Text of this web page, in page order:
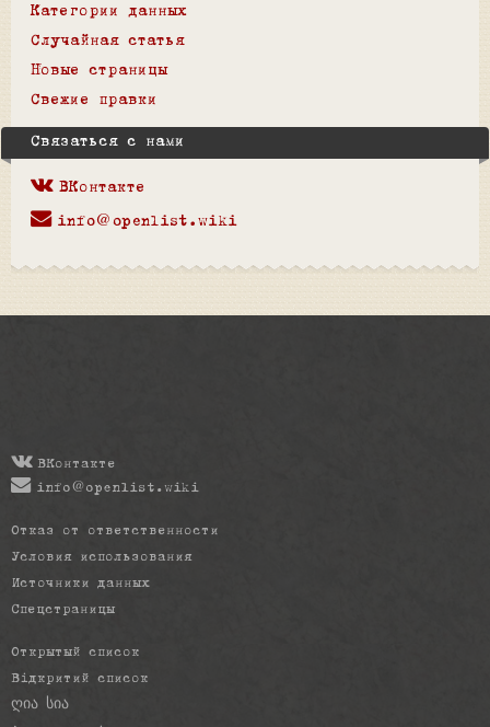
Категории данных
Случайная статья
Новые страницы
Свежие правки
Связаться с нами
ВКонтакте
info@openlist.wiki
ВКонтакте
info@openlist.wiki
Отказ от ответственности
Условия использования
Источники данных
Спецстраницы
Открытый список
Відкритий список
ღია სია